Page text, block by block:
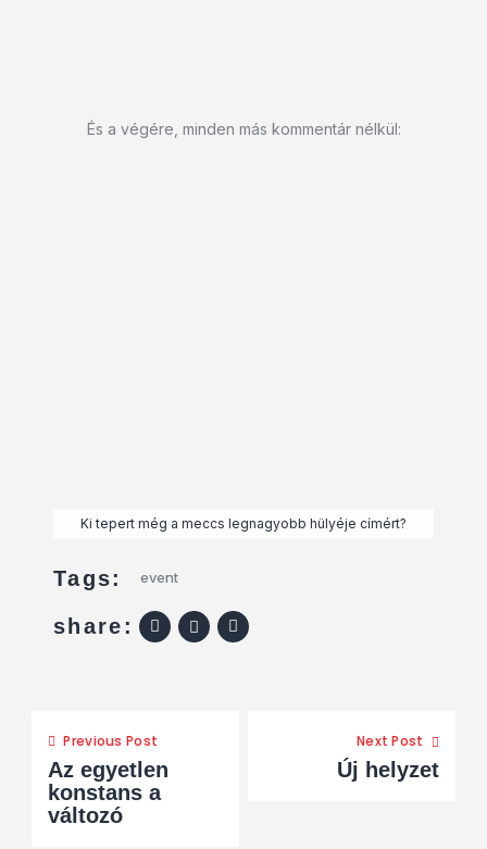
És a végére, minden más kommentár nélkül:
Ki tepert még a meccs legnagyobb hülyéje címért?
Tags: event
share:
Previous Post
Az egyetlen
konstans a
változó
Next Post
Új helyzet